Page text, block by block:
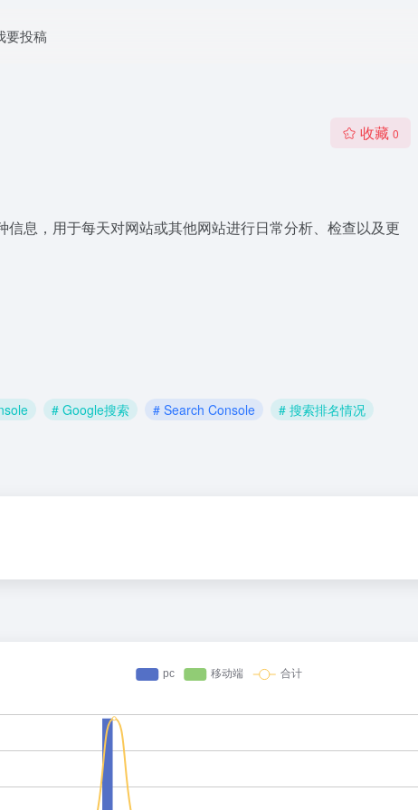
要投稿
收藏 0
息，用于每天对网站或其他网站进行日常分析、检查以及更
# Google搜索 # Search Console
# 搜索排名情况